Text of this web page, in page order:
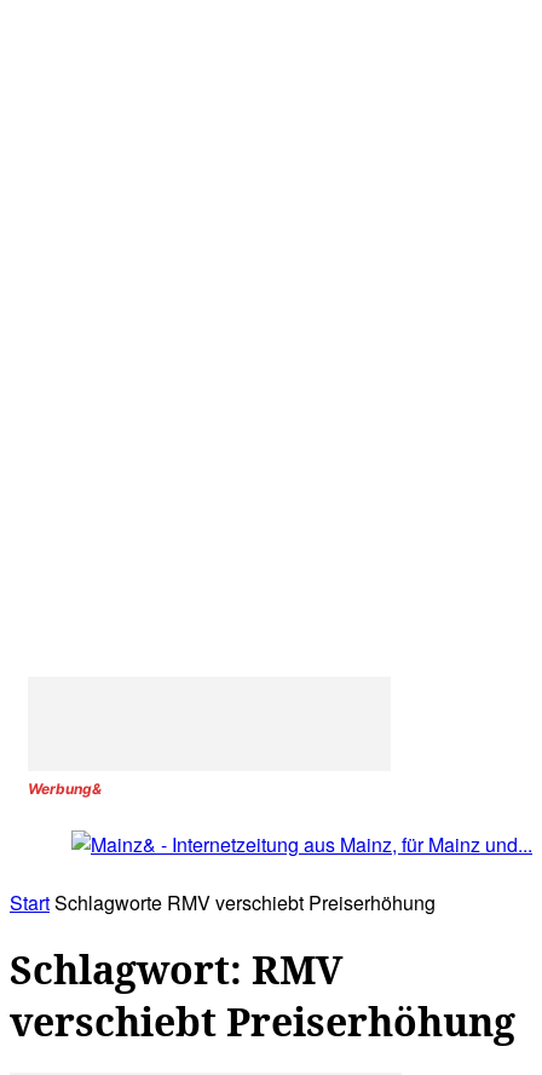
Werbung&
StartSchlagworte RMV verschiebt Preiserhöhung
Schlagwort: RMV
verschiebt Preiserhöhung